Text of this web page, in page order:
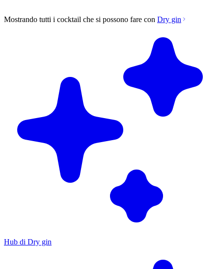
Mostrando tutti i cocktail che si possono fare con Dry gin
Hub di Dry gin